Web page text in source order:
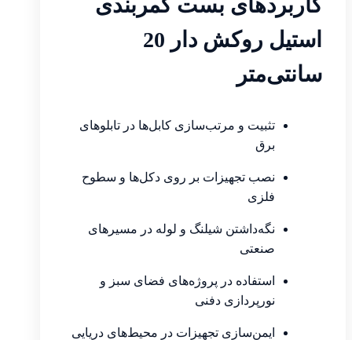
کاربردهای بست کمربندی
استیل روکش دار 20
سانتی‌متر
تثبیت و مرتب‌سازی کابل‌ها در تابلوهای
برق
نصب تجهیزات بر روی دکل‌ها و سطوح
فلزی
نگه‌داشتن شیلنگ و لوله در مسیرهای
صنعتی
استفاده در پروژه‌های فضای سبز و
نورپردازی دفنی
ایمن‌سازی تجهیزات در محیط‌های دریایی